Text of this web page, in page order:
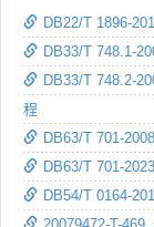
DB22/T 1896-
DB33/T 748.1-
DB33/T 748.2-
程
DB63/T 701-
DB63/T 701-
DB54/T 0164-